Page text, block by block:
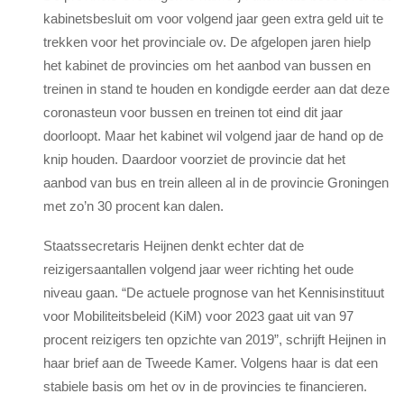
kabinetsbesluit om voor volgend jaar geen extra geld uit te
trekken voor het provinciale ov. De afgelopen jaren hielp
het kabinet de provincies om het aanbod van bussen en
treinen in stand te houden en kondigde eerder aan dat deze
coronasteun voor bussen en treinen tot eind dit jaar
doorloopt. Maar het kabinet wil volgend jaar de hand op de
knip houden. Daardoor voorziet de provincie dat het
aanbod van bus en trein alleen al in de provincie Groningen
met zo’n 30 procent kan dalen.
Staatssecretaris Heijnen denkt echter dat de
reizigersaantallen volgend jaar weer richting het oude
niveau gaan. “De actuele prognose van het Kennisinstituut
voor Mobiliteitsbeleid (KiM) voor 2023 gaat uit van 97
procent reizigers ten opzichte van 2019”, schrijft Heijnen in
haar brief aan de Tweede Kamer. Volgens haar is dat een
stabiele basis om het ov in de provincies te financieren.